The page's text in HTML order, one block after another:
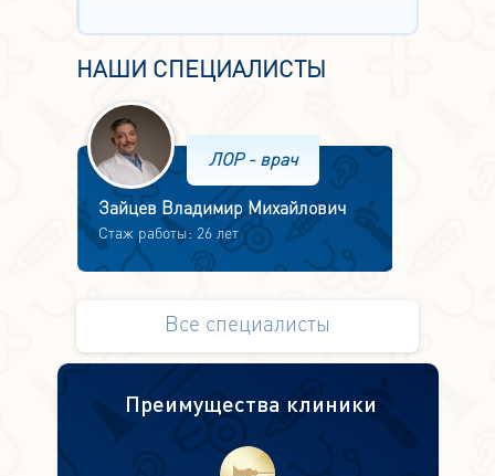
НАШИ СПЕЦИАЛИСТЫ
ЛОР - врач
Зайцев Владимир Михайлович
Стаж работы: 26 лет
Все специалисты
Преимущества клиники